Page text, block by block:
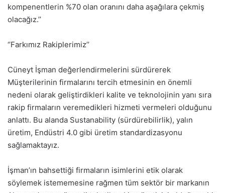
kompenentlerin %70 olan oranını daha aşağılara çekmiş
olacağız.’’
‘’Farkımız Rakiplerimiz’’
Cüneyt İşman değerlendirmelerini sürdürerek
Müşterilerinin firmalarını tercih etmesinin en önemli
nedeni olarak geliştirdikleri kalite ve teknolojinin yanı sıra
rakip firmaların veremedikleri hizmeti vermeleri olduğunu
anlattı. Bu alanda Sustanability (sürdürebilirlik), yalın
üretim, Endüstri 4.0 gibi üretim standardizasyonu
sağlamaktayız.
İşman’ın bahsettiği firmaların isimlerini etik olarak
söylemek istememesine rağmen tüm sektör bir markanın